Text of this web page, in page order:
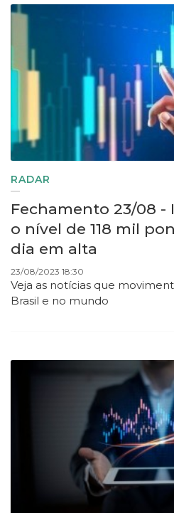
RADAR
Fechamento 23/08 -
o nível de 118 mil
dia em alta
23/08/2023 18:30
Veja as notícias que
Brasil e no mundo